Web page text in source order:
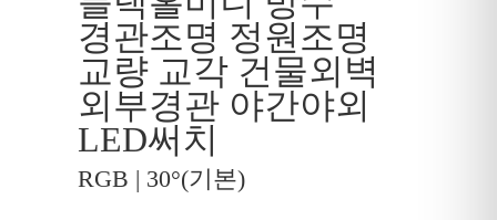
경관조명 정원조명
교량 교각 건물외벽
외부경관 야간야외
LED써치
RGB | 30°(기본)